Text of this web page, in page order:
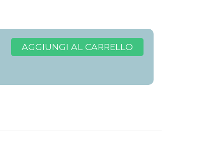
AGGIUNGI AL CARRELLO